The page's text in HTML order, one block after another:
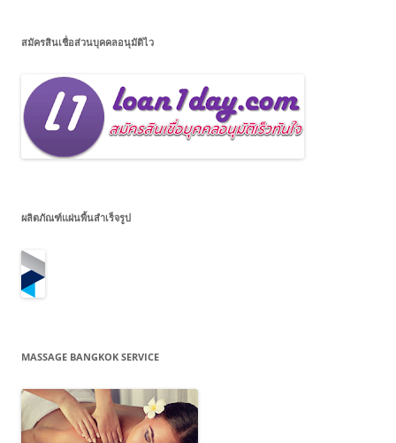
สมัครสินเชื่อส่วนบุคคลอนุมัติไว
ผลิตภัณฑ์แผ่นพื้นสำเร็จรูป
MASSAGE BANGKOK SERVICE